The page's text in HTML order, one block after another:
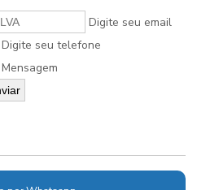
Digite seu email
Digite seu telefone
Mensagem